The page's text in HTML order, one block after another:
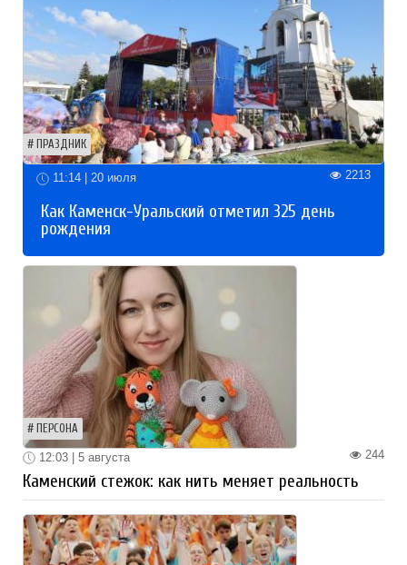
ПРАЗДНИК
11:14 | 20 июля 2213
Как Каменск-Уральский отметил 325 день
рождения
ПЕРСОНА
244
12:03 | 5 августа
Каменский стежок: как нить меняет реальность